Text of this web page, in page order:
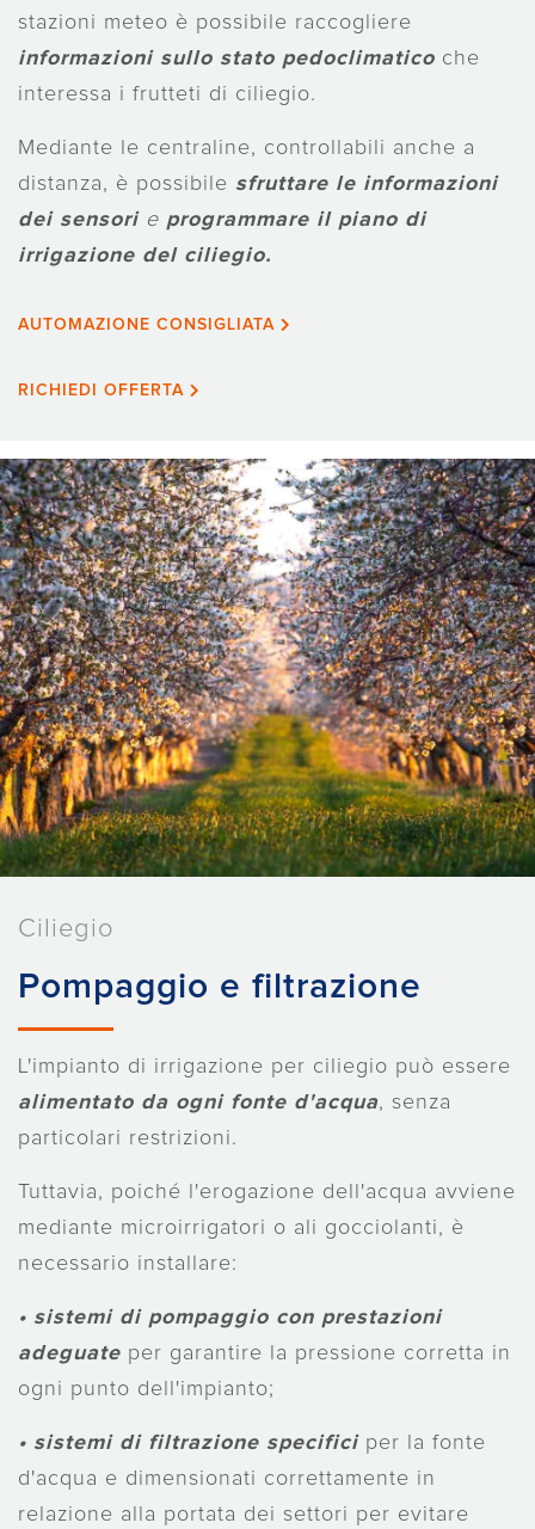
stazioni meteo è possibile raccogliere
informazioni sullo stato pedoclimatico che
interessa i frutteti di ciliegio.
Mediante le centraline, controllabili anche a
distanza, è possibile sfruttare le informazioni
dei sensorie programmare il piano di
irrigazione del ciliegio.
AUTOMAZIONE CONSIGLIATA
RICHIEDI OFFERTA
Ciliegio
Pompaggio e filtrazione
L'impianto di irrigazione per ciliegio può essere
alimentato da ogni fonte d'acqua, senza
particolari restrizioni.
Tuttavia, poiché l'erogazione dell'acqua avviene
mediante microirrigatori o ali gocciolanti, è
necessario installare:
• sistemi di pompaggio con prestazioni
adeguate per garantire la pressione corretta in
ogni punto dell'impianto;
• sistemi di filtrazione specificiper la fonte
d'acqua e dimensionati correttamente in
relazione alla portata dei settori per evitare